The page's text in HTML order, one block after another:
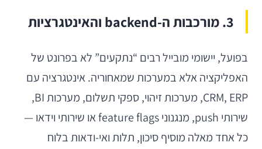
3. מורכבות ה-backend והאינטגרציות
בפועל, יישומי מובייל רבים “נתקעים” לא בפרונט של
האפליקציה אלא במערכות שמאחוריה. אינטגרציה עם
CRM, ERP, מערכות זיהוי, ספקי תשלום, מערכות BI,
שירותי push, מנגנוני feature flags או שירותי וידאו —
כל אחד מאלה מוסיף סיכון, תלות ואי-ודאות בלוח